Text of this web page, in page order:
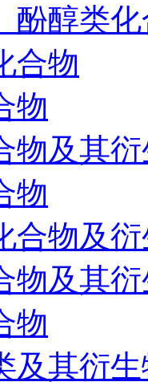
酚醇类
合物
物
物及其
物
合物及
物及其
物
及其衍